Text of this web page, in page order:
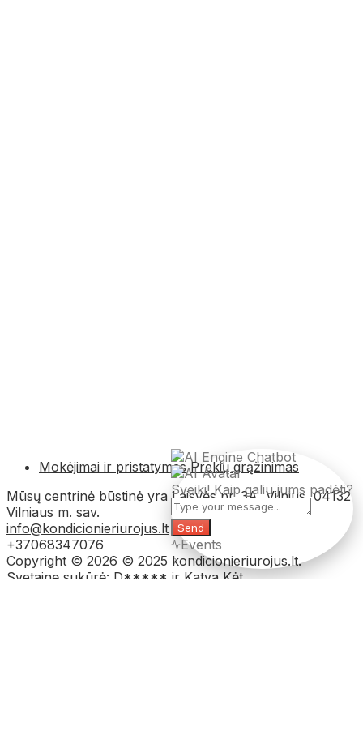
Mokėjimai ir pristatymas Prekių grąžinimas
Mūsų centrinė būstinė yra Laisvės pr. 3A, Vilnius, 04132
Vilniaus m. sav.
info@kondicionieriurojus.lt
+37068347076
Copyright © 2026 © 2025 kondicionieriurojus.lt.
Svetainę sukūrė: D***** ir Katya Kėt
Sveiki! Kaip galiu jums padėti?
Send
Events